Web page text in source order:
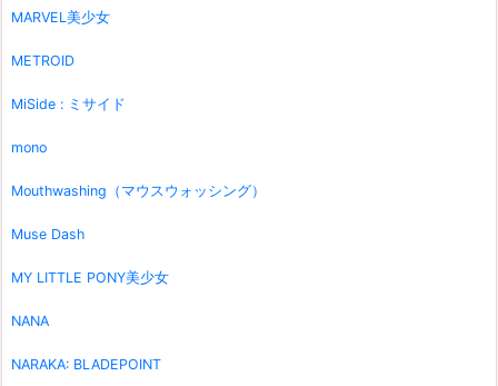
MARVEL美少女
METROID
MiSide : ミサイド
mono
Mouthwashing（マウスウォッシング）
Muse Dash
MY LITTLE PONY美少女
NANA
NARAKA: BLADEPOINT